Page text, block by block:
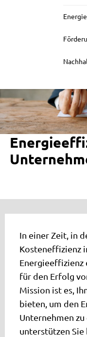
In einer Zeit, in
Kosteneffizienz
Energieeffizienz
für den Erfolg
Mission ist es,
bieten, um den
Unternehmen
unterstützen